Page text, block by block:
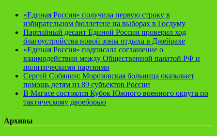
«Единая Россия» получила первую строку в
избирательном бюллетене на выборах в Госдуму
Партийный десант Единой России проверил ход
благоустройства новой зоны отдыха в Джейрахе
«Единая Россия» подписала соглашение о
взаимодействии между Общественной палатой РФ и
политическими партиями
Сергей Собянин: Морозовская больница оказывает
помощь детям из 89 субъектов России
В Магасе состоялся Кубок Южного военного округа по
тактическому двоеборью
Архивы